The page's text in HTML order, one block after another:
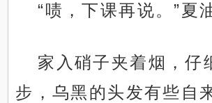
“啧，下课再说。”夏
家入硝子夹着烟，仔
步，乌黑的头发有些自